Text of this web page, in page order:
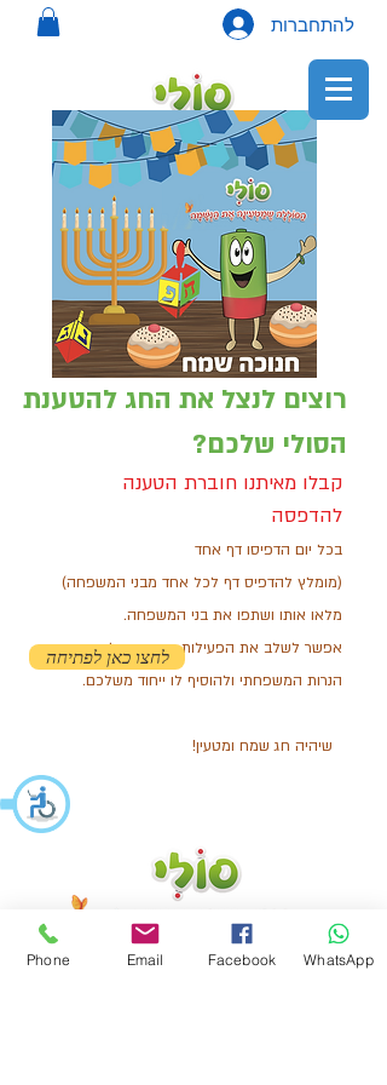
להתחברות
רוצים לנצל את החג להטענת
הסולי שלכם?
קבלו מאיתנו חוברת הטענה
להדפסה
בכל יום הדפיסו דף אחד
(מומלץ להדפיס דף לכל אחד מבני המשפחה)
מלאו אותו ושתפו את בני המשפחה.
אפשר לשלב את הפעילות בטקס הדלקת
הנרות המשפחתי ולהוסיף לו ייחוד משלכם.
לחצו כאן לפתיחה
Phone Email Facebook WhatsApp